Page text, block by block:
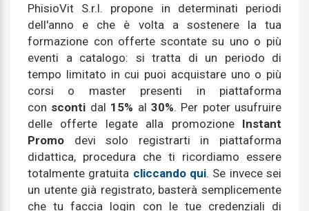
PhisioVit S.r.l. propone in determinati periodi
dell'anno e che è volta a sostenere la tua
formazione con offerte scontate su uno o più
eventi a catalogo: si tratta di un periodo di
tempo limitato in cui puoi acquistare uno o più
corsi o master presenti in piattaforma
con sconti dal 15% al 30%. Per poter usufruire
delle offerte legate alla promozione Instant
Promo devi solo registrarti in piattaforma
didattica, procedura che ti ricordiamo essere
totalmente gratuita cliccando qui. Se invece sei
un utente già registrato, basterà semplicemente
che tu faccia login con le tue credenziali di